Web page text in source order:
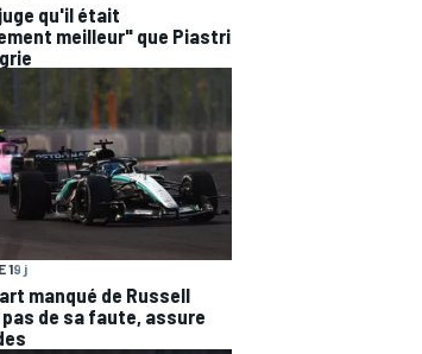
qu'il était
meilleur" que Piastri
19 j
manqué de Russell
de sa faute, assure